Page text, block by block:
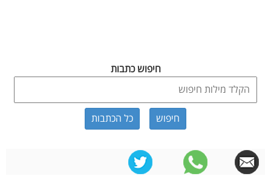
חיפוש כתבות
כל הכתבות